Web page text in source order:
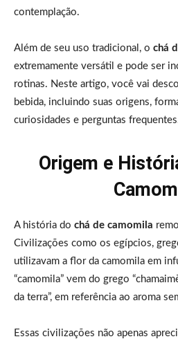
contemplação.
Além de seu uso tradicional, o chá
extremamente versátil e pode ser
rotinas. Neste artigo, você vai
bebida, incluindo suas origens,
curiosidades e perguntas
Origem e
A história do chá de camomila
Civilizações como os egípcios,
utilizavam a flor da camomila em
“camomila” vem do grego
da terra”, em referência ao aroma
Essas civilizações não apenas